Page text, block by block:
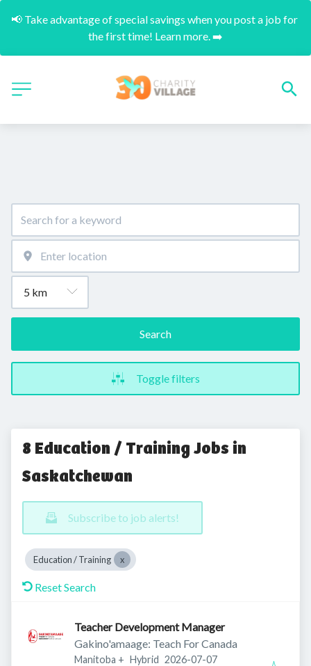
📢 Take advantage of special savings when you post a job for
the first time! Learn more. ➡️
Search
Toggle filters
8 Education / Training Jobs in
Saskatchewan
Subscribe to job alerts!
Education / Training
Reset Search
Teacher Development Manager
Gakino'amaage: Teach For Canada
Manitoba + Hybrid Published:
2026-07-07